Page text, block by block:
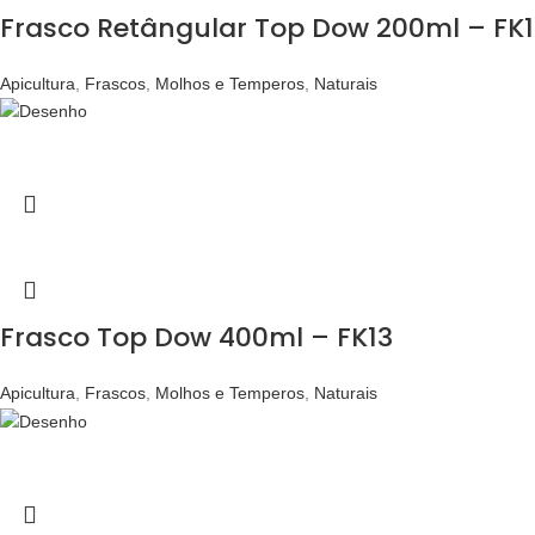
Frasco Retângular Top Dow 200ml –
Apicultura Frascos Molhos e Temperos Naturais
Frasco Top Dow 400ml – FK13
Apicultura, Frascos, Molhos e Temperos, Naturais